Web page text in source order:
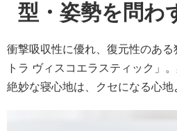
型・姿勢を問わ
衝撃吸収性に優れ、復元性のあ
トラ ヴィスコエラスティック」
絶妙な寝心地は、クセになる心地